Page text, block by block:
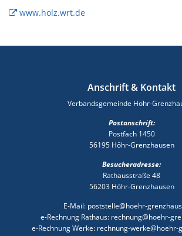
www.holz.wrt.de
Anschrift & Kontakt
Verbandsgemeinde Höhr-
Postanschrift:
Postfach 1450
56195 Höhr-Grenzhausen
Besucheradresse:
Rathausstraße 48
56203 Höhr-Grenzhausen
E-Mail: poststelle@hoehr-
e-Rechnung Rathaus: rechnung@hoehr-
e-Rechnung Werke: rechnung-werke@hoehr-